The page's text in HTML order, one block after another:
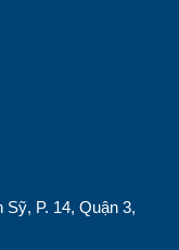
Sỹ, P. 14, Quận 3,